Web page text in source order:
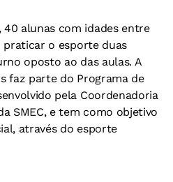
40 alunas com idades entre
praticar o esporte duas
oposto ao das aulas. A
faz parte do Programa de
pela Coordenadoria
SMEC, e tem como objetivo
através do esporte